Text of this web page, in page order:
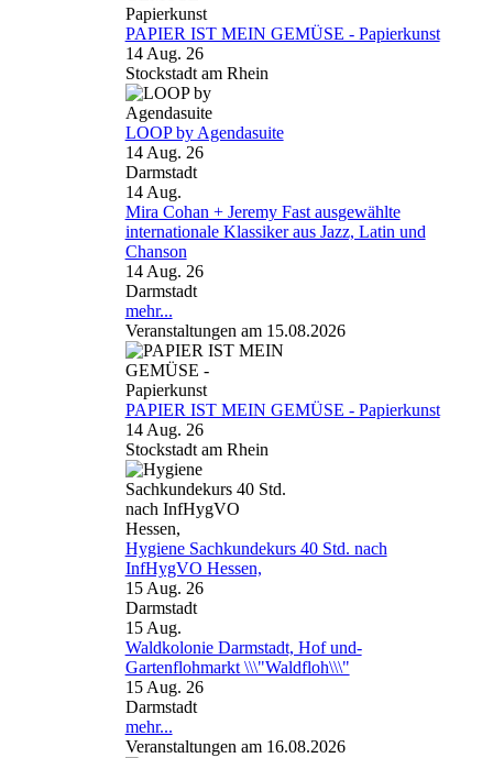
PAPIER IST MEIN GEMÜSE - Papierkunst
14 Aug. 26
Stockstadt am Rhein
LOOP by Agendasuite
14 Aug. 26
Darmstadt
14 Aug.
Mira Cohan + Jeremy Fast ausgewählte
internationale Klassiker aus Jazz, Latin und
Chanson
14 Aug. 26
Darmstadt
mehr...
Veranstaltungen am 15.08.2026
PAPIER IST MEIN GEMÜSE - Papierkunst
14 Aug. 26
Stockstadt am Rhein
Hygiene Sachkundekurs 40 Std. nach
InfHygVO Hessen,
15 Aug. 26
Darmstadt
15 Aug.
Waldkolonie Darmstadt, Hof und-
Gartenflohmarkt \\\"Waldfloh\\\"
15 Aug. 26
Darmstadt
mehr...
Veranstaltungen am 16.08.2026